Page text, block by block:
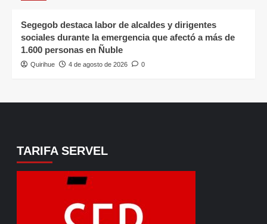
Segegob destaca labor de alcaldes y dirigentes
sociales durante la emergencia que afectó a más de
1.600 personas en Ñuble
Quirihue 4 de agosto de 2026 0
TARIFA SERVEL